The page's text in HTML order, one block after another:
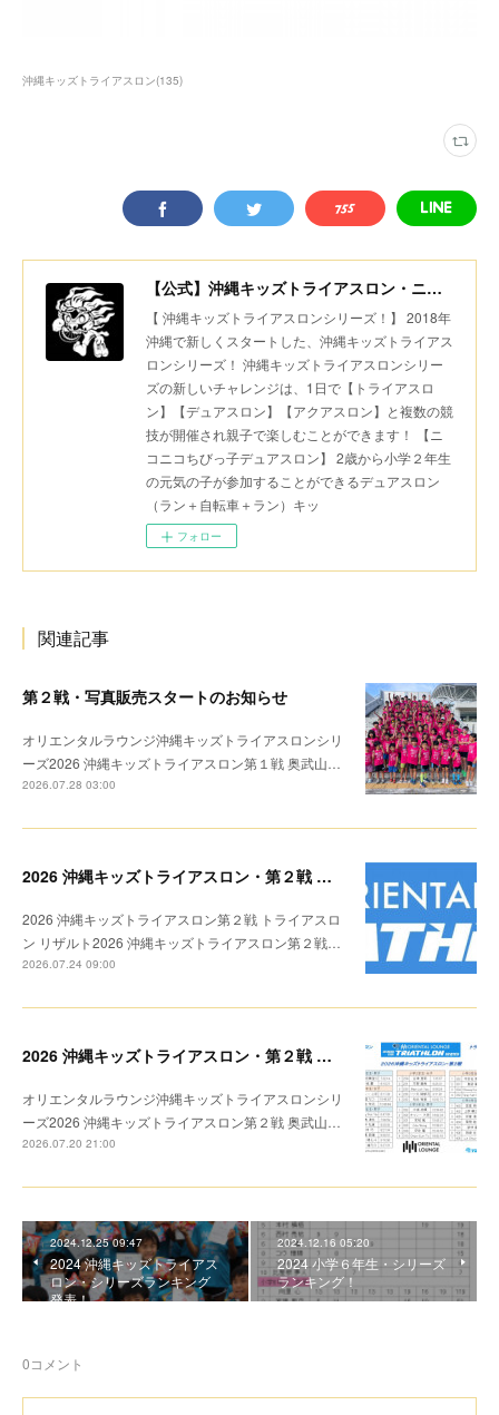
沖縄キッズトライアスロン(135)
【公式】沖縄キッズトライアスロン・ニコニコちびっ子デュアスロン・美ら島スポーツ
【 沖縄キッズトライアスロンシリーズ！】 2018年
沖縄で新しくスタートした、沖縄キッズトライアス
ロンシリーズ！ 沖縄キッズトライアスロンシリー
ズの新しいチャレンジは、1日で【トライアスロ
ン】【デュアスロン】【アクアスロン】と複数の競
技が開催され親子で楽しむことができます！ 【ニ
コニコちびっ子デュアスロン】 2歳から小学２年生
の元気の子が参加することができるデュアスロン
（ラン＋自転車＋ラン）キッ
フォロー
関連記事
第２戦・写真販売スタートのお知らせ
オリエンタルラウンジ沖縄キッズトライアスロンシリ
ーズ2026 沖縄キッズトライアスロン第１戦 奥武山…
2026.07.28 03:00
2026 沖縄キッズトライアスロン・第２戦 リザルト
2026 沖縄キッズトライアスロン第２戦 トライアスロ
ン リザルト2026 沖縄キッズトライアスロン第２戦…
2026.07.24 09:00
2026 沖縄キッズトライアスロン・第２戦 トライアスロン リザルト
オリエンタルラウンジ沖縄キッズトライアスロンシリ
ーズ2026 沖縄キッズトライアスロン第２戦 奥武山…
2026.07.20 21:00
2024.12.25 09:47
2024 沖縄キッズトライアス
ロン・シリーズランキング
発表！
2024.12.16 05:20
2024 小学６年生・シリーズ
ランキング！
0コメント